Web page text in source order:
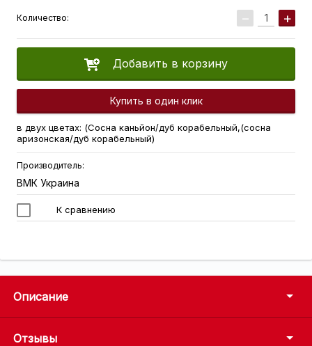
Количество: − +
Добавить в корзину
Купить в один клик
в двух цветах: (Сосна каньйон/дуб корабельный,(сосна
аризонская/дуб корабельный)
Производитель:
ВМК Украина
К сравнению
Описание
Отзывы